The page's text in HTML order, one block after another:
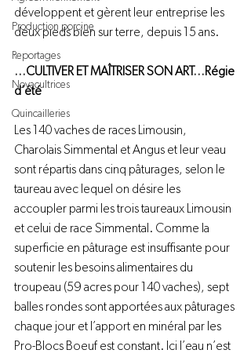
Production porcine
Reportages
Novacultrices
Quincailleries
développent et gèrent leur entreprise les
deux pieds bien sur terre, depuis 15 ans.
…CULTIVER ET MAÎTRISER SON ART…Régie
d’été
Les 140 vaches de races Limousin,
Charolais Simmental et Angus et leur veau
sont répartis dans cinq pâturages, selon le
taureau avec lequel on désire les
accoupler parmi les trois taureaux Limousin
et celui de race Simmental. Comme la
superficie en pâturage est insuffisante pour
soutenir les besoins alimentaires du
troupeau (59 acres pour 140 vaches), sept
balles rondes sont apportées aux pâturages
chaque jour et l’apport en minéral par les
Pro-Blocs Boeuf est constant. Ici l’eau n’est